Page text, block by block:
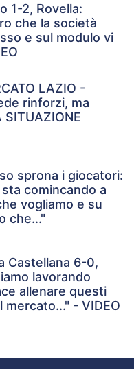
1-2, Rovella:
che la società
e sul modulo vi
LAZIO -
rinforzi, ma
sprona i giocatori:
comincando a
vogliamo e su
che..."
Castellana 6-0,
lavorando
allenare questi
mercato..." - VIDEO